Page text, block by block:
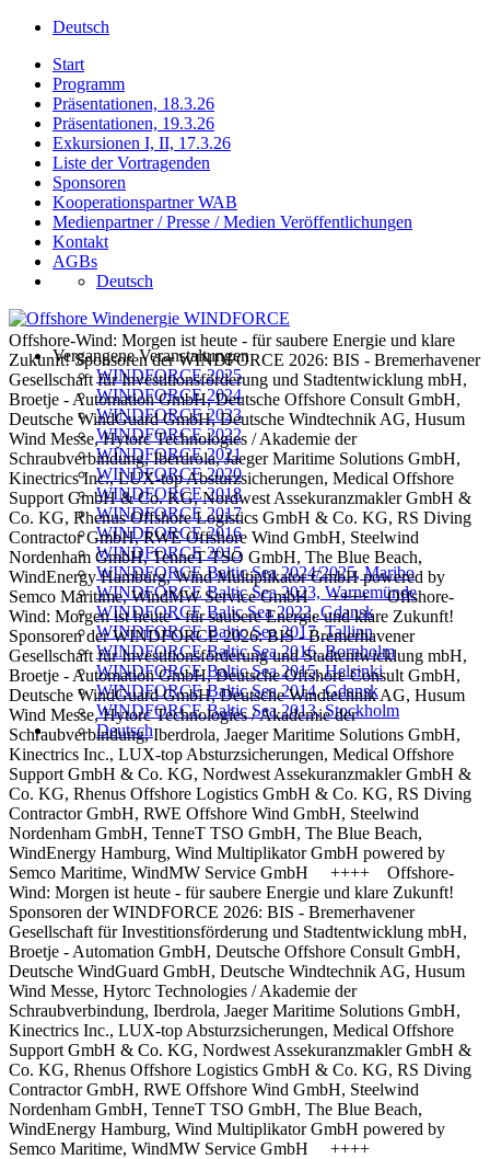
Deutsch
Start
Programm
Präsentationen, 18.3.26
Präsentationen, 19.3.26
Exkursionen I, II, 17.3.26
Liste der Vortragenden
Sponsoren
Kooperationspartner WAB
Medienpartner / Presse / Medien Veröffentlichungen
Kontakt
AGBs
Deutsch
Vergangene Veranstaltungen
WINDFORCE 2025
WINDFORCE 2024
WINDFORCE 2023
WINDFORCE 2022
WINDFORCE 2021
WINDFORCE 2020
WINDFORCE 2018
WINDFORCE 2017
WINDFORCE 2016
WINDFORCE 2015
WINDFORCE Baltic Sea 2024/2025, Maribo
WINDFORCE Baltic Sea 2023, Warnemünde
WINDFORCE Balic Sea 2022, Gdansk
WINDFORCE Baltic Sea 2017, Tallinn
WINDFORCE Baltic Sea 2016, Bornholm
WINDFORCE Baltic Sea 2015, Helsinki
WINDFORCE Baltic Sea 2014, Gdansk
WINDFORCE Baltic Sea 2013, Stockholm
Deutsch
Offshore-Wind: Morgen ist heute - für saubere Energie und klare
Zukunft! Sponsoren der WINDFORCE 2026: BIS - Bremerhavener
Gesellschaft für Investitionsförderung und Stadtentwicklung mbH,
Broetje - Automation GmbH, Deutsche Offshore Consult GmbH,
Deutsche WindGuard GmbH, Deutsche Windtechnik AG, Husum
Wind Messe, Hytorc Technologies / Akademie der
Schraubverbindung, Iberdrola, Jaeger Maritime Solutions GmbH,
Kinectrics Inc., LUX-top Absturzsicherungen, Medical Offshore
Support GmbH & Co. KG, Nordwest Assekuranzmakler GmbH &
Co. KG, Rhenus Offshore Logistics GmbH & Co. KG, RS Diving
Contractor GmbH, RWE Offshore Wind GmbH, Steelwind
Nordenham GmbH, TenneT TSO GmbH, The Blue Beach,
WindEnergy Hamburg, Wind Multiplikator GmbH powered by
Semco Maritime, WindMW Service GmbH ++++ Offshore-
Wind: Morgen ist heute - für saubere Energie und klare Zukunft!
Sponsoren der WINDFORCE 2026: BIS - Bremerhavener
Gesellschaft für Investitionsförderung und Stadtentwicklung mbH,
Broetje - Automation GmbH, Deutsche Offshore Consult GmbH,
Deutsche WindGuard GmbH, Deutsche Windtechnik AG, Husum
Wind Messe, Hytorc Technologies / Akademie der
Schraubverbindung, Iberdrola, Jaeger Maritime Solutions GmbH,
Kinectrics Inc., LUX-top Absturzsicherungen, Medical Offshore
Support GmbH & Co. KG, Nordwest Assekuranzmakler GmbH &
Co. KG, Rhenus Offshore Logistics GmbH & Co. KG, RS Diving
Contractor GmbH, RWE Offshore Wind GmbH, Steelwind
Nordenham GmbH, TenneT TSO GmbH, The Blue Beach,
WindEnergy Hamburg, Wind Multiplikator GmbH powered by
Semco Maritime, WindMW Service GmbH ++++ Offshore-
Wind: Morgen ist heute - für saubere Energie und klare Zukunft!
Sponsoren der WINDFORCE 2026: BIS - Bremerhavener
Gesellschaft für Investitionsförderung und Stadtentwicklung mbH,
Broetje - Automation GmbH, Deutsche Offshore Consult GmbH,
Deutsche WindGuard GmbH, Deutsche Windtechnik AG, Husum
Wind Messe, Hytorc Technologies / Akademie der
Schraubverbindung, Iberdrola, Jaeger Maritime Solutions GmbH,
Kinectrics Inc., LUX-top Absturzsicherungen, Medical Offshore
Support GmbH & Co. KG, Nordwest Assekuranzmakler GmbH &
Co. KG, Rhenus Offshore Logistics GmbH & Co. KG, RS Diving
Contractor GmbH, RWE Offshore Wind GmbH, Steelwind
Nordenham GmbH, TenneT TSO GmbH, The Blue Beach,
WindEnergy Hamburg, Wind Multiplikator GmbH powered by
Semco Maritime, WindMW Service GmbH ++++